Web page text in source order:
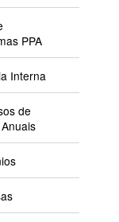
PPA
Interna
de